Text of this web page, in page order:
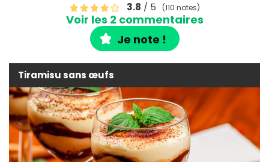
3.8 / 5 (110 notes)
Voir les 2 commentaires
Je note !
Tiramisu sans œufs